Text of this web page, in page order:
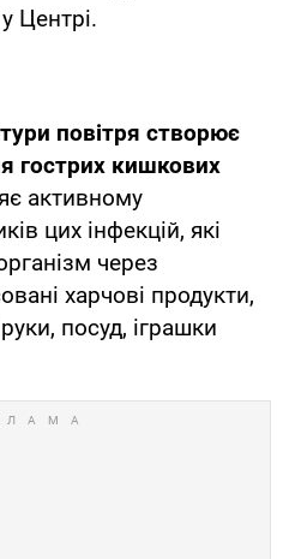
Центрі.
повітря створює
гострих кишкових
активному
цих інфекцій, які
через
харчові продукти,
посуд, іграшки